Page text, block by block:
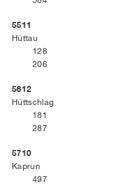
5511
Hüttau
128
206
5612
Hüttschlag
181
287
5710
Kaprun
497